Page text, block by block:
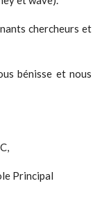
chercheurs et
bénisse et nous
Principal